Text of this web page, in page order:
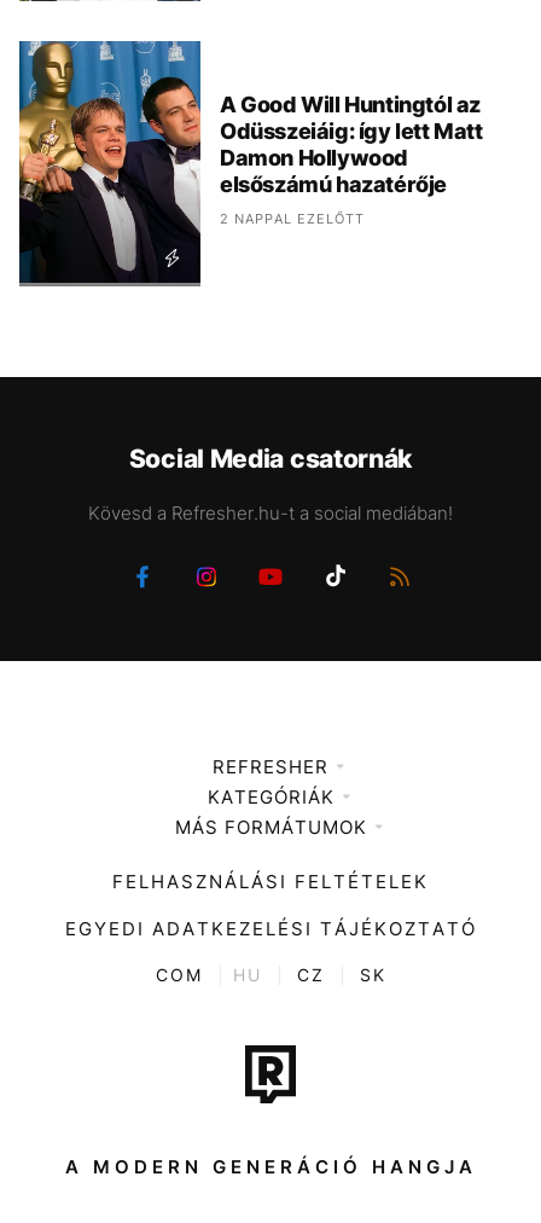
A Good Will Huntingtól az
Odüsszeiáig: így lett Matt
Damon Hollywood
elsőszámú hazatérője
2 NAPPAL EZELŐTT
Social Media csatornák
Kövesd a Refresher.hu-t a social mediában!
REFRESHER
Médiaajánlat
KATEGÓRIÁK
Zene
Divat
Kultúra
ENTR
Tech-Tudomány
Sport
Társadalom
MÁS FORMÁTUMOK
FELHASZNÁLÁSI FELTÉTELEK
EGYEDI ADATKEZELÉSI TÁJÉKOZTATÓ
COM HU CZ SK
A MODERN GENERÁCIÓ HANGJA